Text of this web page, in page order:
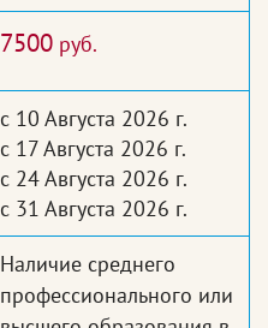
7500 руб.
с 10 Августа 2026 г.
с 17 Августа 2026 г.
с 24 Августа 2026 г.
с 31 Августа 2026 г.
Наличие среднего
профессионального или